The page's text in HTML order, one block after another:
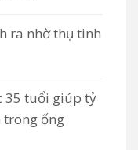
ra nhờ thụ tinh
35 tuổi giúp tỷ
trong ống